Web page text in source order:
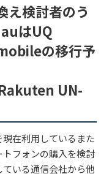
え検討者のう
はUQ
の移行予
UN-
在利用しているまた
フォンの購入を検討
いる通信会社から他